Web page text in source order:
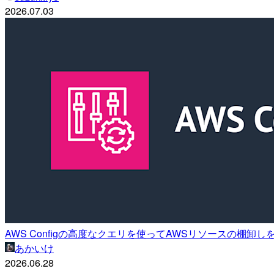
2026.07.03
AWS Configの高度なクエリを使ってAWSリソースの棚卸し
あかいけ
2026.06.28